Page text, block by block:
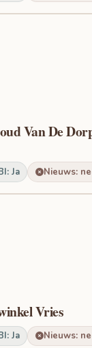
Van De
Ja Nieuws:
Vries
Ja Nieuws: